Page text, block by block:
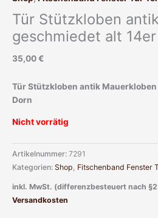
Tür Stützkloben
geschmiedet alt
35,00€
Tür Stützkloben antik
Dorn
Nicht vorrätig
Artikelnummer: 7291
Kategorien: Shop, Fitschenband Fenster
inkl. MwSt. (differenzbesteuert nach
Versandkosten